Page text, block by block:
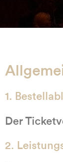
1.
Der
2.